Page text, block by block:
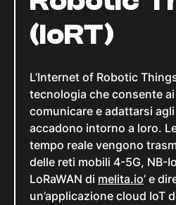
(IoRT)
L’Internet of Robotic
tecnologia che consente
comunicare e adattarsi
accadono intorno a loro.
tempo reale vengono
delle reti mobili 4-5G, NB-
LoRaWAN di melita.io’ e
un’applicazione cloud IoT